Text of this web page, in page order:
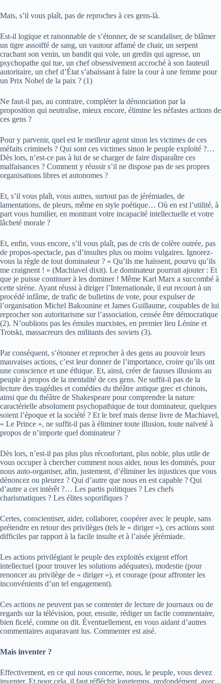
Mais, s’il vous plaît, pas de reproches à ces gens-là.
Est-il logique et raisonnable de s’étonner, de se scandaliser, de blâmer
un tigre assoiffé de sang, un vautour affamé de chair, un serpent
crachant son venin, un bandit qui vole, un gredin qui agresse, un
psychopathe qui tue, un chef obsessivement accroché à son fauteuil
autoritaire, un chef d’État s’abaissant à faire la cour à une femme pour
un Prix Nobel de la paix ? (1)
Ne faut-il pas, au contraire, compléter la dénonciation par la
proposition qui neutralise, mieux encore, élimine les néfastes actions de
ces gens ?
Pour y parvenir, quel est le meilleur agent sinon les victimes de ces
méfaits criminels ? Qui sont ces victimes sinon le peuple exploité ?…
Dès lors, n’est-ce pas à lui de se charger de faire disparaître ces
malfaisances ? Comment y réussir s’il ne dispose pas de ses propres
organisations libres et autonomes ?
Et, s’il vous plaît, vous autres, surtout pas de jérémiades, de
lamentations, de pleurs, même en style poétique… Où en est l’utilité, à
part vous humilier, en montrant votre incapacité intellectuelle et votre
lâcheté morale ?
Et, enfin, vous encore, s’il vous plaît, pas de cris de colère outrée, pas
de propos-spectacle, pas d’insultes plus ou moins vulgaires. Ignorez-
vous la règle de tout dominateur ? « Qu’ils me haïssent, pourvu qu’ils
me craignent ! » (Machiavel dixit). Le dominateur pourrait ajouter : Et
que je puisse continuer à les dominer ! Même Karl Marx a succombé à
cette sirène. Ayant réussi à diriger l’Internationale, il eut recourt à un
procédé infâme, de trafic de bulletins de vote, pour expulser de
l’organisation Michel Bakounine et James Guillaume, coupables de lui
reprocher son autoritarisme sur l’association, censée être démocratique
(2). N’oublions pas les émules marxistes, en premier lieu Lénine et
Trotski, massacreurs des militants des soviets (3).
Par conséquent, s’étonner et reprocher à des gens au pouvoir leurs
mauvaises actions, c’est leur donner de l’importance, croire qu’ils ont
une conscience et une éthique. Et, ainsi, créer de fausses illusions au
peuple à propos de la mentalité de ces gens. Ne suffit-il pas de la
lecture des tragédies et comédies du théâtre antique grec et chinois,
ainsi que du théâtre de Shakespeare pour comprendre la nature
caractérielle absolument psychopathique de tout dominateur, quelques
soient l’époque et la société ? Et le bref mais dense livre de Machiavel,
« Le Prince », ne suffit-il pas à éliminer toute illusion, toute naïveté à
propos de n’importe quel dominateur ?
Dès lors, n’est-il pas plus plus réconfortant, plus noble, plus utile de
vous occuper à chercher comment nous aider, nous les dominés, pour
nous auto-organiser, afin, justement, d’éliminer les injustices que vous
dénoncez ou pleurez ? Qui d’autre que nous en est capable ? Qui
d’autre a cet intérêt ?… Les partis politiques ? Les chefs
charismatiques ? Les élites soporifiques ?
Certes, conscientiser, aider, collaborer, coopérer avec le peuple, sans
prétendre en retour des privilèges (tels le « diriger »), ces actions sont
difficiles par rapport à la facile insulte et à l’aisée jérémiade.
Les actions privilégiant le peuple des exploités exigent effort
intellectuel (pour trouver les solutions adéquates), modestie (pour
renoncer au privilège de « diriger »), et courage (pour affronter les
inconvénients d’un tel engagement).
Ces actions ne peuvent pas se contenter de lecture de journaux ou de
regards sur la télévision, pour, ensuite, rédiger un facile commentaire,
bien ficelé, comme on dit. Éventuellement, en vous aidant d’autres
commentaires auparavant lus. Commenter est aisé.
Mais inventer ?
Effectivement, en ce qui nous concerne, nous, le peuple, vous devez